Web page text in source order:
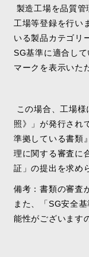
製造工場を品質管
工場等登録を行い
いる製品カテゴリ
SG基準に適合し
マークを表示いた
この場合、工場
照》」が発行され
準拠している書類
理に関する審査に
証」の提出を求め
備考：書類の審査
また、
「SG安全
能性がございます